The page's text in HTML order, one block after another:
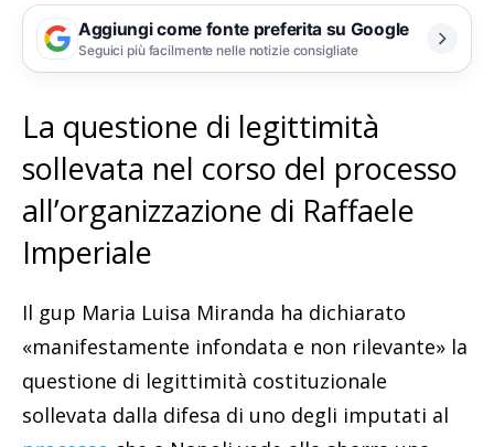
Aggiungi come fonte preferita su Google
Seguici più facilmente nelle notizie consigliate
La questione di legittimità
sollevata nel corso del processo
all’organizzazione di Raffaele
Imperiale
Il gup Maria Luisa Miranda ha dichiarato
«manifestamente infondata e non rilevante» la
questione di legittimità costituzionale
sollevata dalla difesa di uno degli imputati al